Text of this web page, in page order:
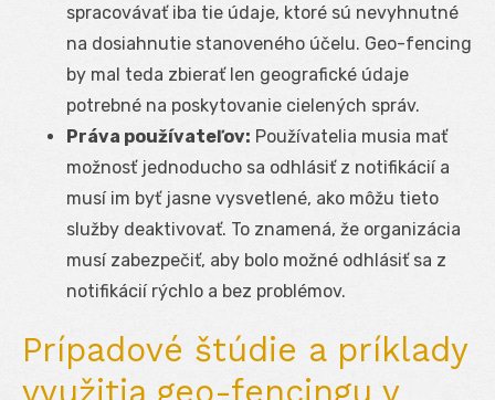
spracovávať iba tie údaje, ktoré sú nevyhnutné
na dosiahnutie stanoveného účelu. Geo-fencing
by mal teda zbierať len geografické údaje
potrebné na poskytovanie cielených správ.
Práva používateľov: Používatelia musia mať
možnosť jednoducho sa odhlásiť z notifikácií a
musí im byť jasne vysvetlené, ako môžu tieto
služby deaktivovať. To znamená, že organizácia
musí zabezpečiť, aby bolo možné odhlásiť sa z
notifikácií rýchlo a bez problémov.
Prípadové štúdie a príklady
využitia geo-fencingu v